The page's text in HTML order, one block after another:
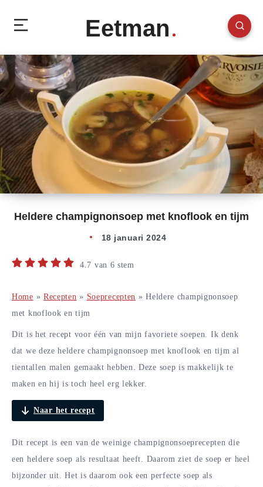
Eetman
Heldere champignonsoep met knoflook en tijm
18 januari 2024
4.7 van 6 stem
Home » Recepten » Soeprecepten »Heldere champignonsoep
met knoflook en tijm
Dit is het recept voor één van mijn favoriete soepen. Ik denk
dat we deze heldere champignonsoep met knoflook en tijm al
tientallen malen gemaakt hebben. Deze soep is makkelijk te
maken en hij is toch heel erg lekker.
Naar het recept
Dit recept is een van de weinige champignonsoeprecepten die
een heldere soep als resultaat heeft. Daarom ziet de soep er heel
bijzonder uit. Het is daarom ook een perfecte soep als